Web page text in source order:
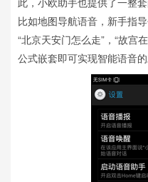
比如地图导航语音，新手指
“北京天安门怎么走”，“故宫
公式嵌套即可实现智能语音的